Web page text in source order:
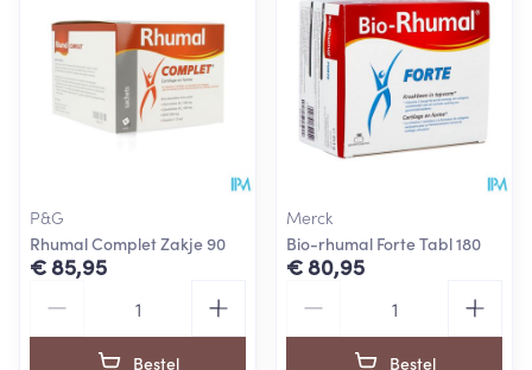
P&G
Rhumal Complet Zakje 90
€ 85,95
Bestel
Merck
Bio-rhumal Forte Tabl 180
€ 80,95
Bestel